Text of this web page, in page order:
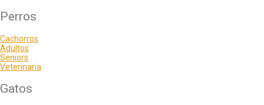
Perros
Cachorros
Adultos
Seniors
Veterinaria
Gatos